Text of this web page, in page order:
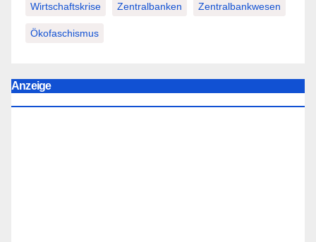
Wirtschaftskrise Zentralbanken Zentralbankwesen
Ökofaschismus
Anzeige